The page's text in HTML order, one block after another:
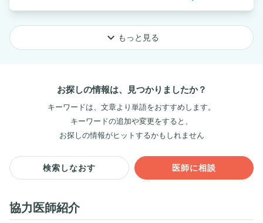
keyboard_arrow_down もっと見る
お探しの情報は、見つかりましたか？
キーワードは、文章より単語をおすすめします。
キーワードの追加や変更をすると、
お探しの情報がヒットするかもしれません
検索しなおす 医師に相談
協力医師紹介